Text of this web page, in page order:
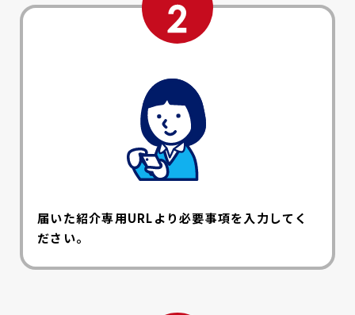
届いた紹介専用URLより必要事項を入力してく
ださい。